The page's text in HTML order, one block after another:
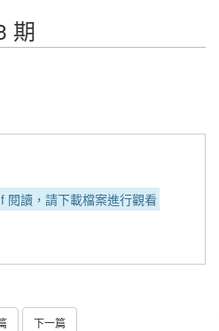
期
閱讀，請下載檔案進行觀看
下一篇